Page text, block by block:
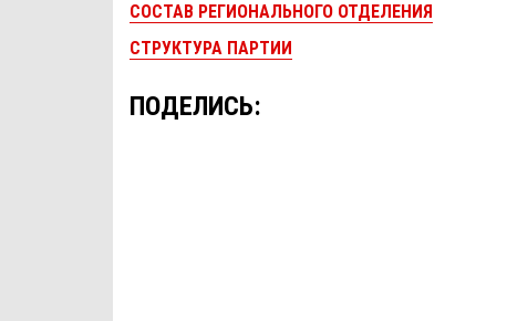
СОСТАВ РЕГИОНАЛЬНОГО ОТДЕЛЕНИЯ
СТРУКТУРА ПАРТИИ
ПОДЕЛИСЬ: